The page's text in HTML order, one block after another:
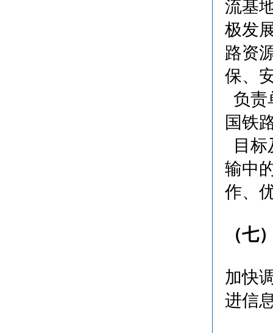
流基
极发
路资
保、
负责
国铁
目标
输中
作、
（七
加快
进信